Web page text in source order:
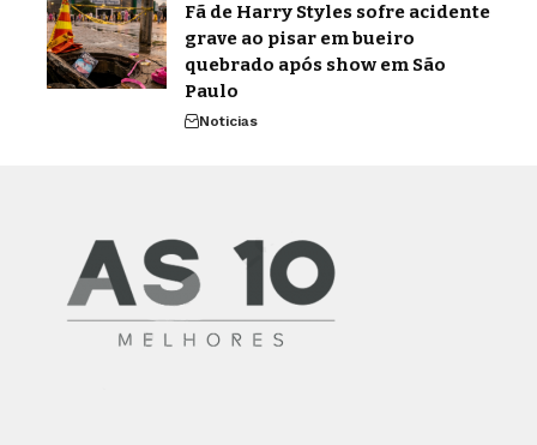
Fã de Harry Styles sofre acidente
grave ao pisar em bueiro
quebrado após show em São
Paulo
Noticias